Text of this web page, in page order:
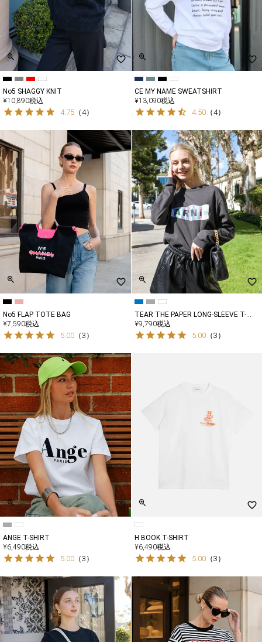
No5 SHAGGY KNIT
¥10,890税込
4.75 （4）
CE MY NAME SWEATSHIRT
¥13,090税込
4.50（4）
No5 FLAP TOTE BAG
¥7,590税込
5.00 （3 ）
TEAR THE PAPER LONG-SLEEVE T-
SHIRT
¥9,790税込
5.00（3 ）
ANGE T-SHIRT
¥6,490税込
5.00 （3 ）
H BOOK T-SHIRT
¥6,490税込
5.00（3 ）